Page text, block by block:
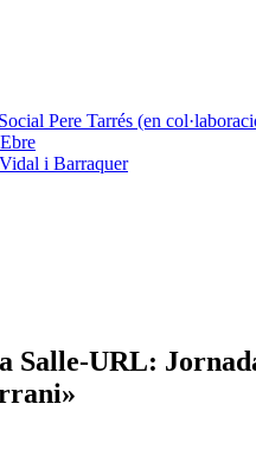
Pere Tarrés (en
i Barraquer
Salle-URL: